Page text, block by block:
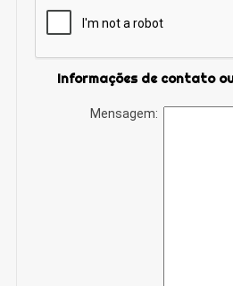
Informações de contato
Mensagem: